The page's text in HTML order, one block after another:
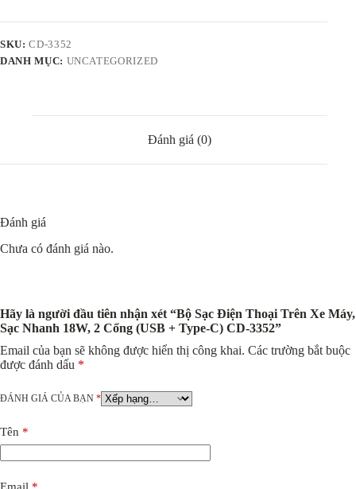
SKU:CD-3352
DANH MỤC: UNCATEGORIZED
Đánh giá (0)
Đánh giá
Chưa có đánh giá nào.
Hãy là người đầu tiên nhận xét “Bộ Sạc Điện Thoại Trên Xe Máy,
Sạc Nhanh 18W, 2 Cổng (USB + Type-C) CD-3352”
Email của bạn sẽ không được hiển thị công khai. Các trường bắt buộc
được đánh dấu *
ĐÁNH GIÁ CỦA BẠN *
Tên *